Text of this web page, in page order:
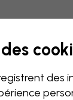
des